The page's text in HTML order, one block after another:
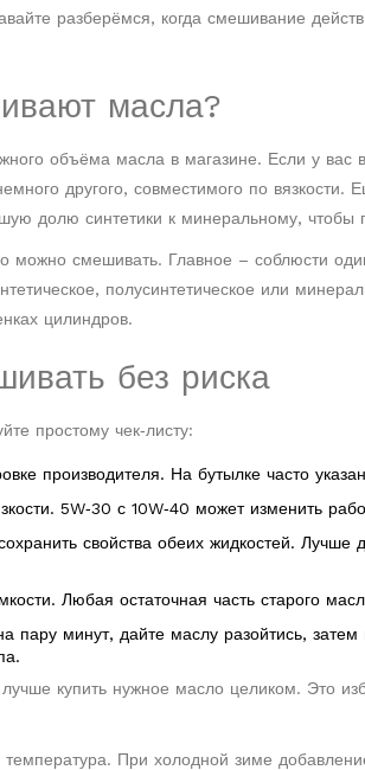
разберёмся, когда смешивание
масла?
объёма масла в магазине. Если у вас
другого, совместимого по
долю синтетики к минеральному, чтобы
можно смешивать. Главное – соблюсти
полусинтетическое или
цилиндров.
без риска
простому чек‑листу:
производителя. На бутылке часто
5W‑30 с 10W‑40 может изменить
свойства обеих жидкостей.
Любая остаточная часть старого
пару минут, дайте маслу разойтись,
купить нужное масло целиком. Это
При холодной зиме